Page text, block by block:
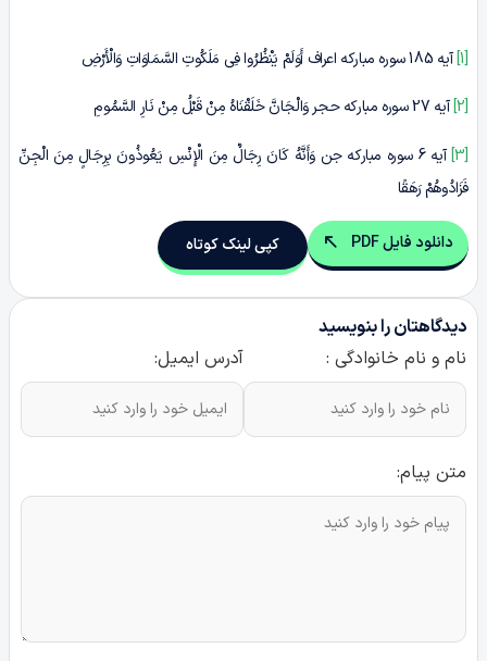
[1] آیه 185 سوره مبارکه اعراف أَوَلَمْ یَنْظُرُوا فِی مَلَکُوتِ السَّمَاوَاتِ وَالْأَرْضِ
[2] آیه 27 سوره مبارکه حجر وَالْجَانَّ خَلَقْنَاهُ مِنْ قَبْلُ مِنْ نَارِ السَّمُومِ
[3]
آیه 6 سوره مبارکه جن وَأَنَّهُ کَانَ رِجَالٌ مِنَ الْإِنْسِ یَعُوذُونَ بِرِجَالٍ مِنَ الْجِنِّ
فَزَادُوهُمْ رَهَقًا
دانلود فایل PDF کپی لینک کوتاه
دیدگاهتان را بنویسید
نام و نام خانوادگی :
آدرس ایمیل:
متن پیام: